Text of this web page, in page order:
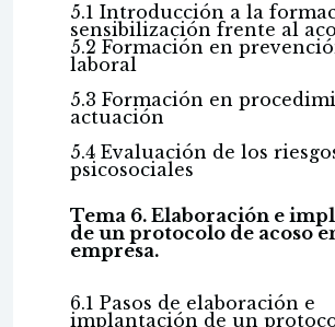
5.1 Introducción a la
sensibilización frente al
5.2 Formación en
laboral
5.3 Formación en
actuación
5.4 Evaluación de los
psicosociales
Tema 6. Elaboración e
de un protocolo de acoso
empresa.
6.1 Pasos de elaboración e
implantación de un